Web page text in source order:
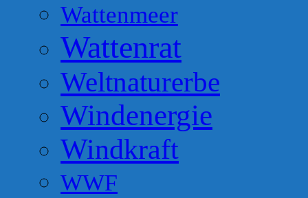
Wattenmeer
Wattenrat
Weltnaturerbe
Windenergie
Windkraft
WWF